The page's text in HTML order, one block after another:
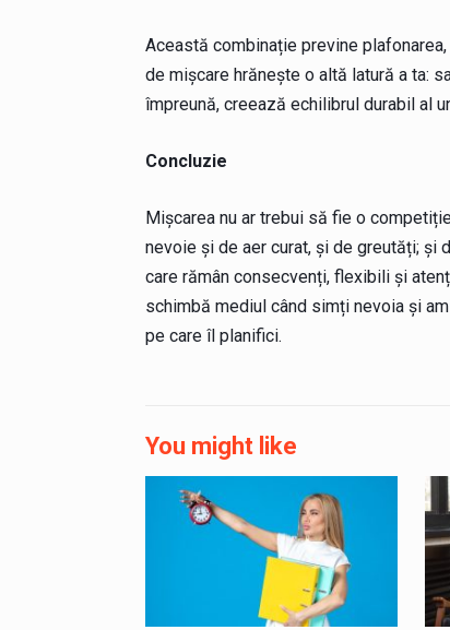
Această combinație previne
de mișcare hrănește o altă latură a ta:
împreună, creează echilibrul durabil al
Concluzie
Mișcarea nu ar trebui să fie o
nevoie și de aer curat, și de greutăți; și
care rămân consecvenți, flexibili și
schimbă mediul când simți nevoia și
pe care îl planifici.
You might like